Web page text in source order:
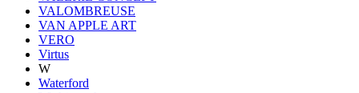
VALOMBREUSE
VAN APPLE ART
VERO
Virtus
W
Waterford